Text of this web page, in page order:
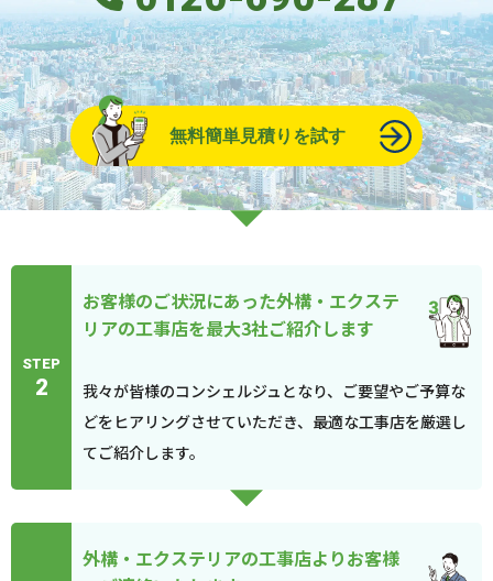
無料簡単見積りを試す
STEP
2
お客様のご状況にあった外構・エクステ
リアの工事店を最大3社ご紹介します
我々が皆様のコンシェルジュとなり、ご要望やご予算な
どをヒアリングさせていただき、最適な工事店を厳選し
てご紹介します。
外構・エクステリアの工事店よりお客様